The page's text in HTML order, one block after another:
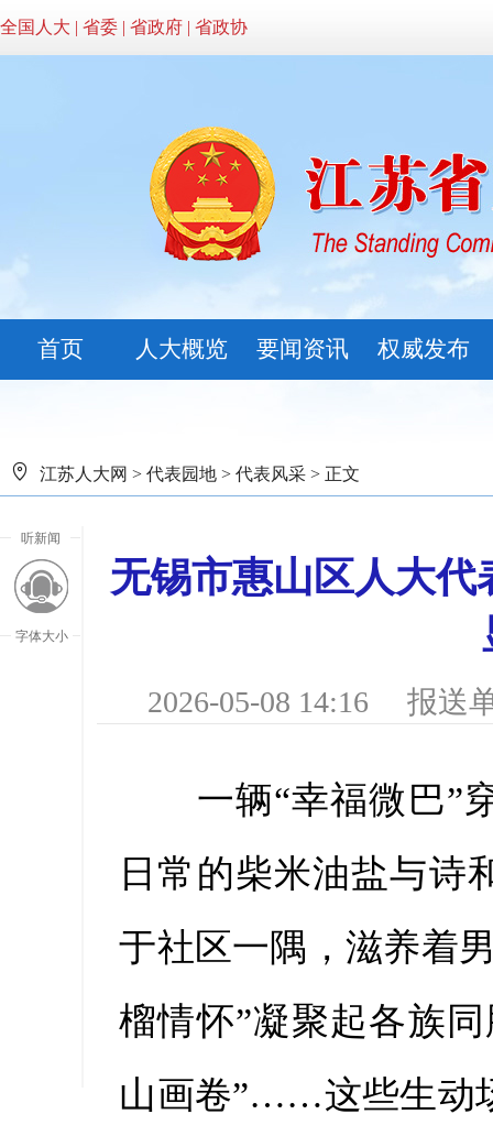
全国人大 | 省委 | 省政府 | 省政协
首页 人大概览 要闻资讯 权威发布
江苏人大网 > 代表园地 > 代表风采 > 正文
听新闻
字体大小
无锡市惠山区人大
2026-05-08 14:16 报送
一辆“幸福微巴”穿
日常的柴米油盐与诗
于社区一隅，滋养着
榴情怀”凝聚起各族
山画卷”……这些生动